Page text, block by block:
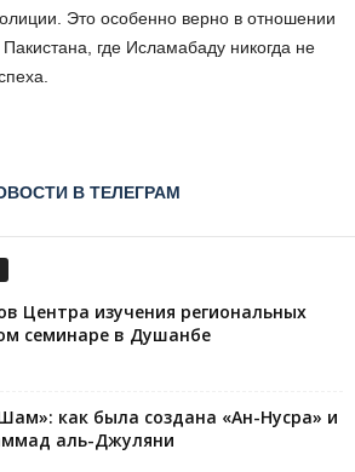
Это особенно верно в отношении
где Исламабаду никогда не
В ТЕЛЕГРАМ
Центра изучения региональных
семинаре в Душанбе
как была создана «Ан-Нусра» и
аль-Джуляни